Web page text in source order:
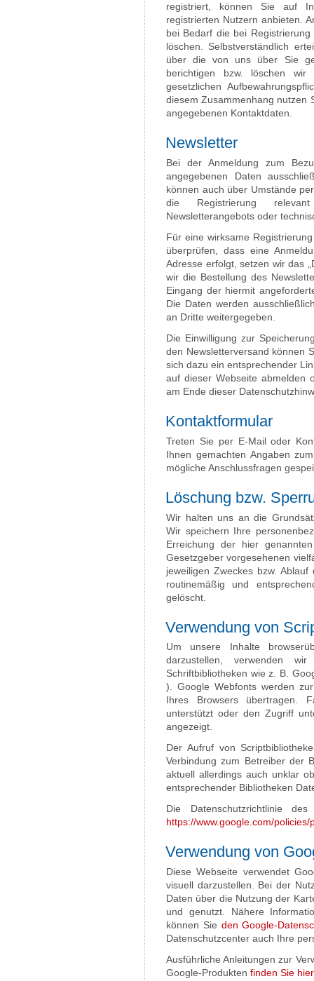
registriert, können Sie auf
registrierten Nutzern anbieten.
bei Bedarf die bei
löschen. Selbstverständlich
über die von uns über Sie
berichtigen bzw. löschen
gesetzlichen
diesem Zusammenhang nutzen
angegebenen Kontaktdaten.
Newsletter
Bei der Anmeldung zum
angegebenen Daten
können auch über Umstände
die Registrierung
Newsletterangebots oder
Für eine wirksame
überprüfen, dass eine
Adresse erfolgt, setzen wir das
wir die Bestellung des
Eingang der hiermit
Die Daten werden
an Dritte weitergegeben.
Die Einwilligung zur
den Newsletterversand können
sich dazu ein entsprechender
auf dieser Webseite abmelden
am Ende dieser
Kontaktformular
Treten Sie per E-Mail oder
Ihnen gemachten Angaben
mögliche Anschlussfragen
Löschung bzw.
Wir halten uns an die
Wir speichern Ihre
Erreichung der hier
Gesetzgeber vorgesehenen
jeweiligen Zweckes bzw.
routinemäßig und
gelöscht.
Verwendung von
Um unsere Inhalte
darzustellen, verwenden
Schriftbibliotheken wie z. B.
). Google Webfonts werden
Ihres Browsers übertragen.
unterstützt oder den Zugriff
angezeigt.
Der Aufruf von
Verbindung zum Betreiber der
aktuell allerdings auch unklar
entsprechender Bibliotheken
Die Datenschutzrichtlinie
https://www.google.com/policies/
Verwendung von
Diese Webseite verwendet
visuell darzustellen. Bei der
Daten über die Nutzung der
und genutzt. Nähere
können Sie den Google-
Datenschutzcenter auch Ihre
Ausführliche Anleitungen zur
Google-Produkten finden Sie hier